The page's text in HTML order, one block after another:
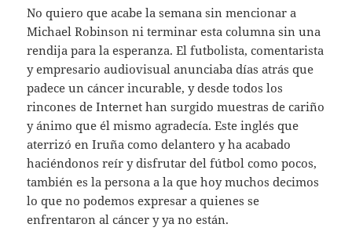
No quiero que acabe la semana sin mencionar a
Michael Robinson ni terminar esta columna sin una
rendija para la esperanza. El futbolista, comentarista
y empresario audiovisual anunciaba días atrás que
padece un cáncer incurable, y desde todos los
rincones de Internet han surgido muestras de cariño
y ánimo que él mismo agradecía. Este inglés que
aterrizó en Iruña como delantero y ha acabado
haciéndonos reír y disfrutar del fútbol como pocos,
también es la persona a la que hoy muchos decimos
lo que no podemos expresar a quienes se
enfrentaron al cáncer y ya no están.